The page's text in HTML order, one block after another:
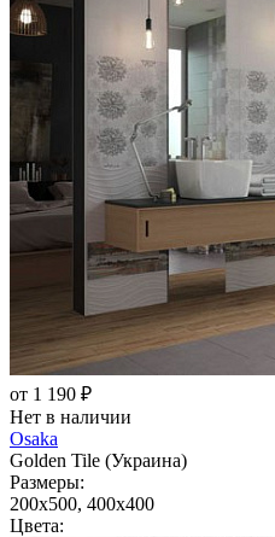
от 1 190 ₽
Нет в наличии
Osaka
Golden Tile (Украина)
Размеры:
200x500, 400x400
Цвета: